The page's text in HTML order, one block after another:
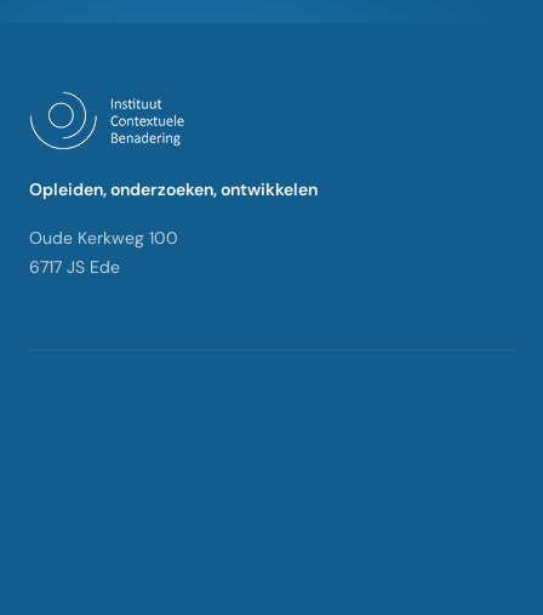
Opleiden, onderzoeken, ontwikkelen
Oude Kerkweg 100
6717 JS Ede